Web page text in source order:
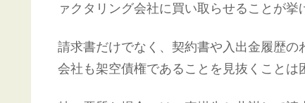
ァクタリング会社に買い取らせることが挙
請求書だけでなく、契約書や入出金履歴
会社も架空債権であることを見抜くことは